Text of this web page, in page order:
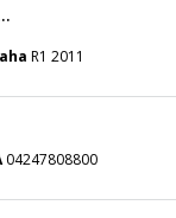
moto yamaha R1 2011
R1 2011
04247808800